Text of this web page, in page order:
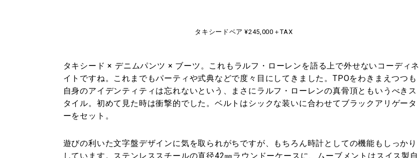
タキシードベア ¥245,000＋TAX
タキシード × デニムパンツ × ブーツ。これもラルフ・ローレンを語る上で外せないコーディネ
イトですね。これまでもパーティや式典などで度々目にしてきました。TPOをわきまえつつも
自身のアイデンティティは忘れないという、まさにラルフ・ローレンの真骨頂ともいうべきス
タイル。初めて見た時は衝撃的でした。ベルトはシックな装いに合わせてブラックアリゲータ
ーをセット。
遊びの利いた文字盤デザインに気を取られがちですが、もちろん時計としての機能もしっかり
しています。ステンレススチールの直径42㎜ラウンドーケースに、ムーブメントはスイス製自